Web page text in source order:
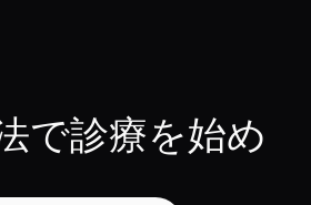
で診療を始め